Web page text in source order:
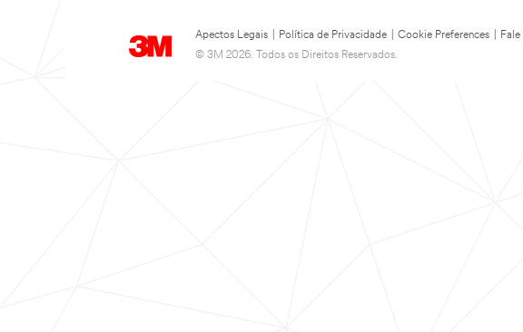
Apectos Legais Política de Privacidade Cookie Preferences
© 3M 2026. Todos os Direitos Reservados.